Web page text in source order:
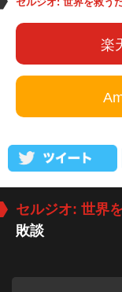
楽
セルジオ: 世界
敗談